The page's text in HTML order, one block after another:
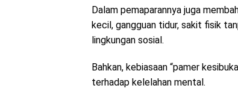
Dalam pemaparannya juga
kecil, gangguan tidur, sakit fisik
lingkungan sosial.
Bahkan, kebiasaan “pamer
terhadap kelelahan mental.